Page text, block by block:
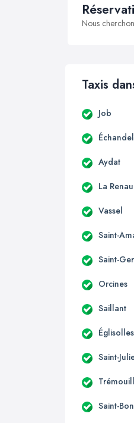
Nous
Taxis
Job
Aydat
La
Vassel
Saint-
Saint-
Orcines
Saillant
Églisolles
Saint-
Saint-